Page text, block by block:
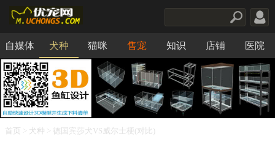
自媒体 犬种 猫咪 售宠 知识 店铺 医院
食品
首页 犬种 > 德国宾莎犬VS威尔士梗(对比)